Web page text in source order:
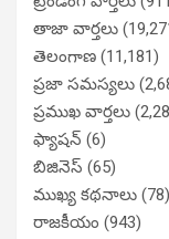
తాజా వార్తలు
తెలంగాణ (11,181)
ప్రజా సమస్యలు
ప్రముఖ వార్తలు
ఫ్యాషన్ (6)
బిజినెస్ (65)
ముఖ్య కథనాలు (78)
రాజకీయం (943)